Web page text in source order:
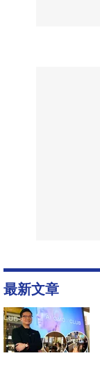
最新文章